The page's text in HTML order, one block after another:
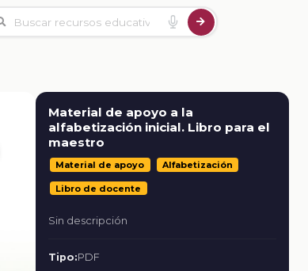
Material de apoyo a la
alfabetización inicial. Libro para el
maestro
Material de apoyo Alfabetización
Libro de docente
Sin descripción
Tipo:PDF